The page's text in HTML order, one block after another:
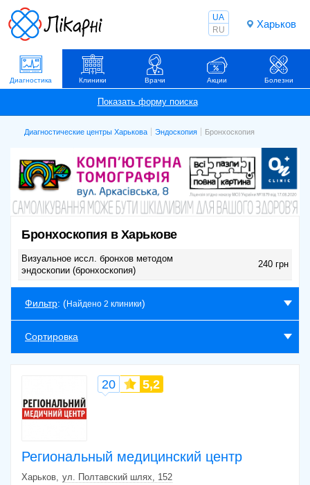
Харьков
UA
RU
Диагностика Клиники Врачи Акции Болезни
Диагностические центры Харькова Эндоскопия Бронхоскопия
Бронхоскопия в Харькове
Визуальное иссл. бронхов методом
эндоскопии (бронхоскопия)
240 грн
Фильтр: (Найдено 2 клиники)
Сортировка
Региональный медицинский центр
20 5,2
Харьков ул. Полтавский шлях, 152